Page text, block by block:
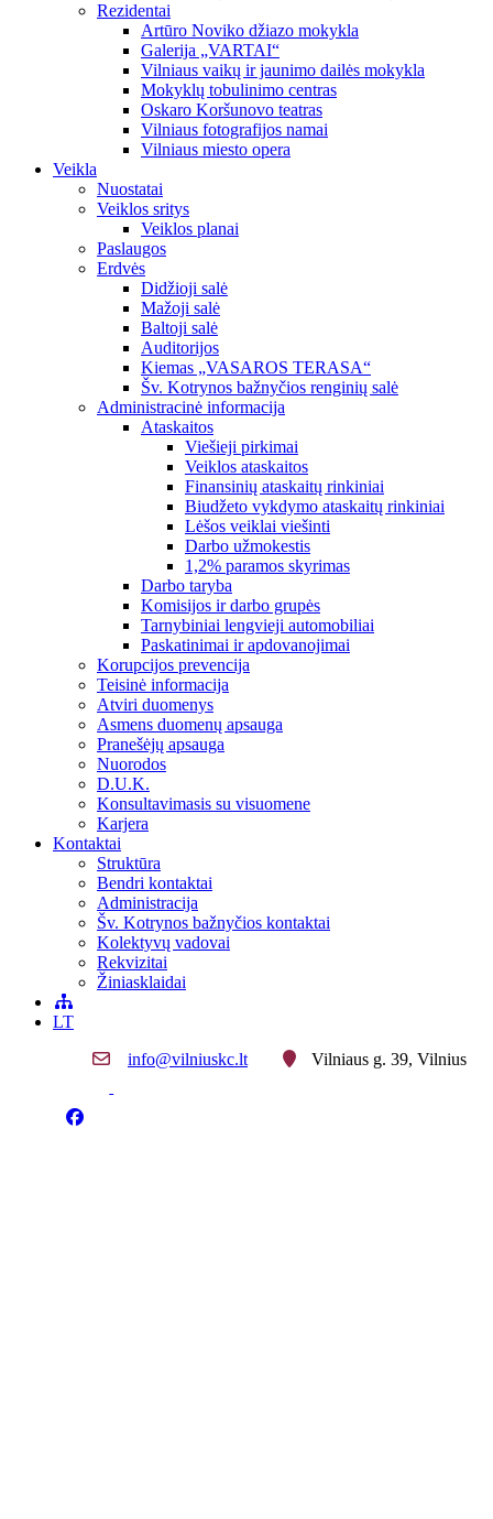
Rezidentai
Artūro Noviko džiazo mokykla
Galerija „VARTAI“
Vilniaus vaikų ir jaunimo dailės mokykla
Mokyklų tobulinimo centras
Oskaro Koršunovo teatras
Vilniaus fotografijos namai
Vilniaus miesto opera
Veikla
Nuostatai
Veiklos sritys
Veiklos planai
Paslaugos
Erdvės
Didžioji salė
Mažoji salė
Baltoji salė
Auditorijos
Kiemas „VASAROS TERASA“
Šv. Kotrynos bažnyčios renginių salė
Administracinė informacija
Ataskaitos
Viešieji pirkimai
Veiklos ataskaitos
Finansinių ataskaitų rinkiniai
Biudžeto vykdymo ataskaitų rinkiniai
Lėšos veiklai viešinti
Darbo užmokestis
1,2% paramos skyrimas
Darbo taryba
Komisijos ir darbo grupės
Tarnybiniai lengvieji automobiliai
Paskatinimai ir apdovanojimai
Korupcijos prevencija
Teisinė informacija
Atviri duomenys
Asmens duomenų apsauga
Pranešėjų apsauga
Nuorodos
D.U.K.
Konsultavimasis su visuomene
Karjera
Kontaktai
Struktūra
Bendri kontaktai
Administracija
Šv. Kotrynos bažnyčios kontaktai
Kolektyvų vadovai
Rekvizitai
Žiniasklaidai
LT
info@vilniuskc.lt
Vilniaus g. 39, Vilnius